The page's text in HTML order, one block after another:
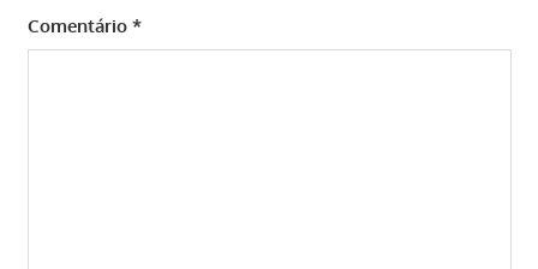
Comentário *